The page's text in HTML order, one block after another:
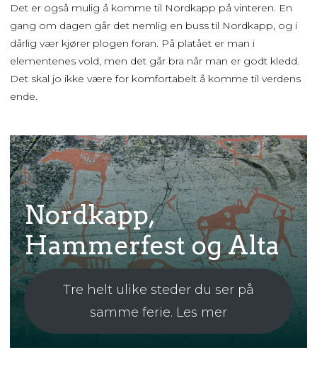
Det er også mulig å komme til Nordkapp på vinteren. En
gang om dagen går det nemlig en buss til Nordkapp, og i
dårlig vær kjører plogen foran. På platået er man i
elementenes vold, men det går bra når man er godt kledd.
Det skal jo ikke være for komfortabelt å komme til verdens
ende.
Nordkapp,
Hammerfest og Alta
Tre helt ulike steder du ser på
samme ferie. Les mer